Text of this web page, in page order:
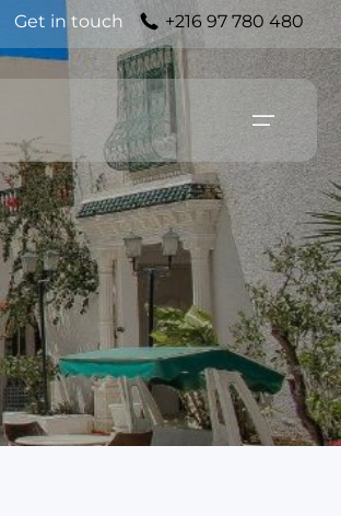
Get in touch +216 97 780 480